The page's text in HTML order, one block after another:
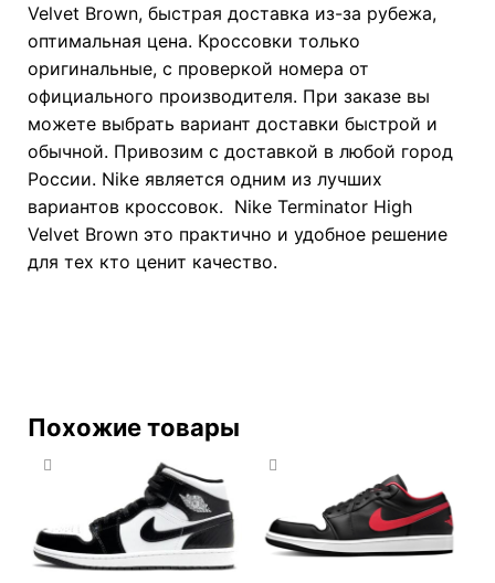
Velvet Brown, быстрая доставка из-за рубежа,
оптимальная цена. Кроссовки только
оригинальные, с проверкой номера от
официального производителя. При заказе вы
можете выбрать вариант доставки быстрой и
обычной. Привозим с доставкой в любой город
России. Nike является одним из лучших
вариантов кроссовок. Nike Terminator High
Velvet Brown это практично и удобное решение
для тех кто ценит качество.
Похожие товары